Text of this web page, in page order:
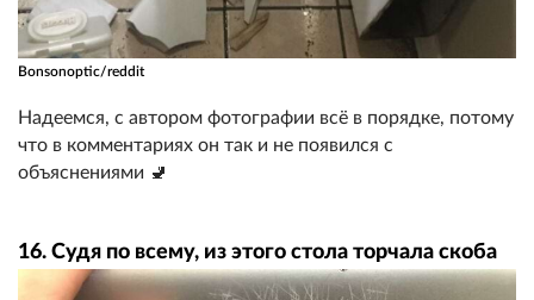
Bonsonoptic/reddit
Надеемся, с автором фотографии всё в порядке, потому
что в комментариях он так и не появился с
объяснениями 🚽
16. Судя по всему, из этого стола торчала скоба